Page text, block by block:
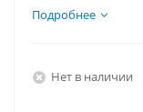
BOMBER WIFI
Подробнее
Нет в наличии